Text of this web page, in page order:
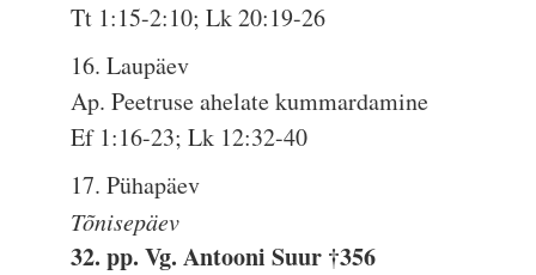
Tt 1:15-2:10; Lk 20:19-26
16. Laupäev
Ap. Peetruse ahelate kummardamine
Ef 1:16-23; Lk 12:32-40
17. Pühapäev
Tõnisepäev
32. pp. Vg. Antooni Suur †356